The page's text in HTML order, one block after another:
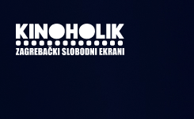
glavni
sadržaj